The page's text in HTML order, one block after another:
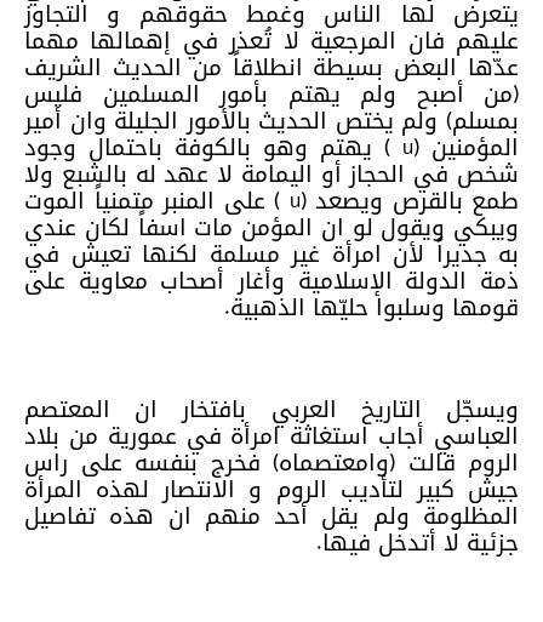
يتعرض لها الناس وغمط حقوقهم و التجاوز
عليهم فان المرجعية لا تُعذر في إهمالها مهما
عدّها البعض بسيطة انطلاقاً من الحديث الشريف
(من أصبح ولم يهتم بأمور المسلمين فليس
بمسلم) ولم يختص الحديث بالأمور الجليلة وان أمير
المؤمنين (u ) يهتم وهو بالكوفة باحتمال وجود
شخص في الحجاز أو اليمامة لا عهد له بالشبع ولا
طمع بالقرص ويصعد (u ) على المنبر متمنياً الموت
ويبكي ويقول لو ان المؤمن مات اسفاً لكان عندي
به جديراً لأن امرأة غير مسلمة لكنها تعيش في
ذمة الدولة الإسلامية وأغار أصحاب معاوية على
قومها وسلبوا حليّها الذهبية.
ويسجّل التاريخ العربي بافتخار ان المعتصم
العباسي أجاب استغاثة امرأة في عمورية من بلاد
الروم قالت (وامعتصماه) فخرج بنفسه على راس
جيش كبير لتأديب الروم و الانتصار لهذه المرأة
المظلومة ولم يقل أحد منهم ان هذه تفاصيل
جزئية لا أتدخل فيها.